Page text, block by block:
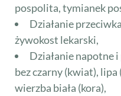
pospolita, tymianek
Działanie
żywokost lekarski,
Działanie napotne
bez czarny (kwiat),
wierzba biała (kora),